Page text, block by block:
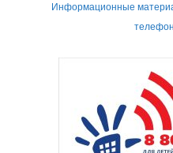
Информационные